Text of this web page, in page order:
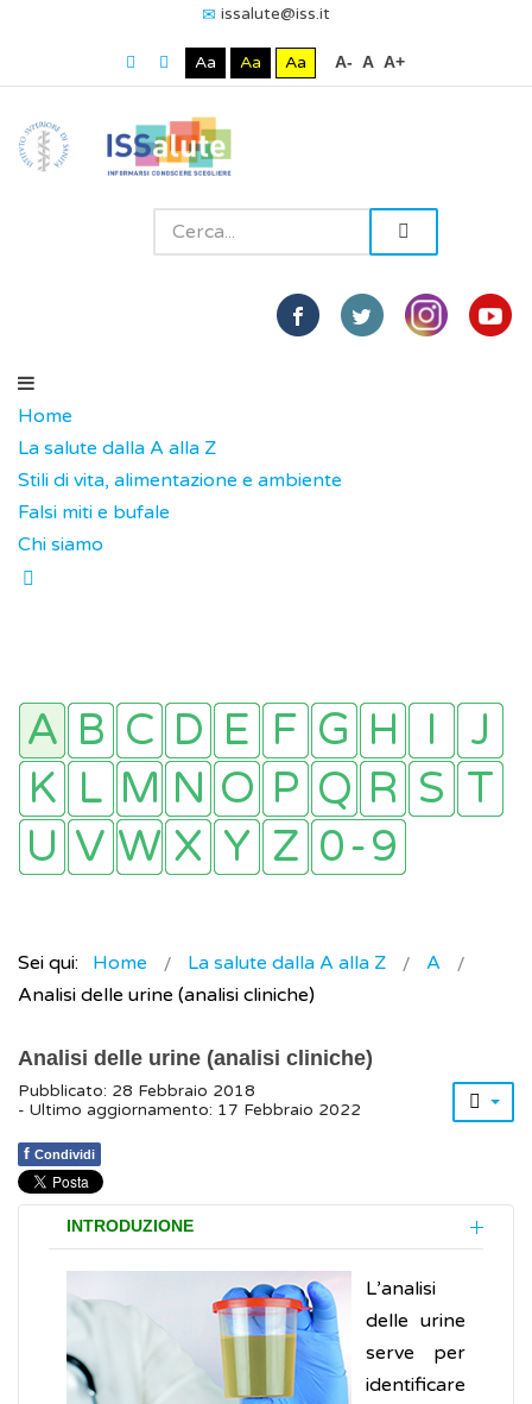
issalute@iss.it
Aa Aa Aa A- A A+
Home
La salute dalla A alla Z
Stili di vita, alimentazione e ambiente
Falsi miti e bufale
Chi siamo
Sei qui: Home La salute dalla A alla Z
A
Analisi delle urine (analisi cliniche)
Analisi delle urine (analisi cliniche)
Pubblicato: 28 Febbraio 2018
- Ultimo aggiornamento: 17 Febbraio 2022
f Condividi
INTRODUZIONE
L’analisi
delle urine
serve per
identificare